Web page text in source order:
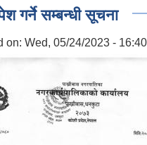
गर्ने सम्बन्धी सूचना
on: Wed, 05/24/2023 - 16:40